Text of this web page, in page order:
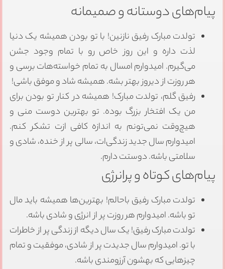
پیام‌های دوستانه و صمیمانه
تولدت مبارک رفیق نازنین! با تو بودن همیشه یک دنیا
لذت داره و این روز خاص رو با تمام وجود جشن
می‌گیرم. امیدوارم امسال به تمام خواسته‌هات برسی و
هر روزت از دیروز بهتر بشه. همیشه شاد و موفق باشی!
رفیق گلم، تولدت مبارک! همیشه در کنار تو بودن برای
من یک افتخار بزرگ بوده. تو بهترین دوست منی و
هیچ‌وقت نمی‌تونم به اندازه کافی ازت تشکر کنم.
امیدوارم سال جدید زندگی‌ات، سالی پر از خنده، شادی و
سلامتی باشه. دوستت دارم.
پیام‌های کوتاه و پرانرژی
تولدت مبارک رفیق باحالم! بهترین‌ها همیشه باید مال
تو باشه. امیدوارم هر روزت پر از انرژی و شادی باشه.
تولدت مبارک رفیق! یک سال دیگه از زندگی پر از خاطرات
با تو. امیدوارم سال جدیدت پر از شادی، موفقیت و تمام
چیزهایی که بهشون آرزومندی باشه.